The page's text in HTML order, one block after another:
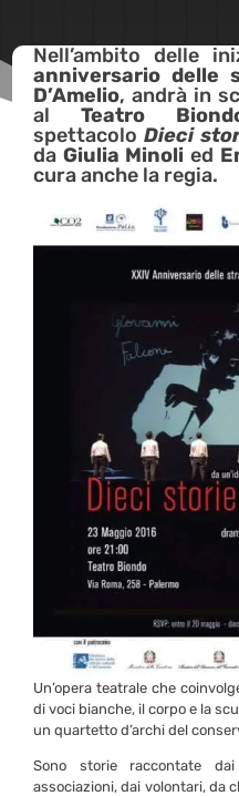
Nell’ambito delle
anniversario delle
D’Amelio, andrà in
alTeatro
spettacolo Dieci
da Giulia Minoli ed
cura anche la regia.
Un’opera teatrale che
di voci bianche, il corpo e la
un quartetto d’archi del
Sono storie raccontate
associazioni, dai volontari, da